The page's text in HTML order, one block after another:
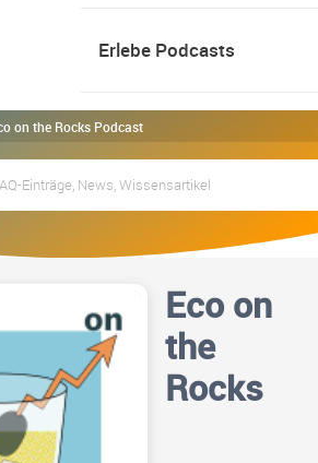
Erlebe Podcasts
on the Rocks Podcast
Eco on
the
Rocks